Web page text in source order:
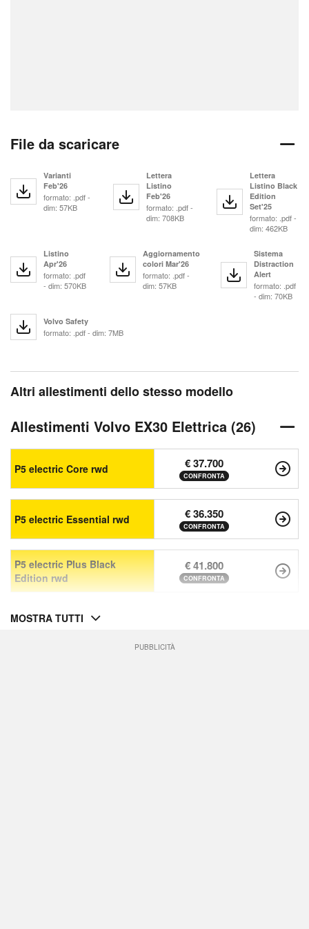
File da scaricare
Varianti
Feb'26
formato: .pdf -
dim: 57KB
Lettera
Listino
Feb'26
formato: .pdf -
dim: 708KB
Lettera
Listino Black
Edition
Set'25
formato: .pdf -
dim: 462KB
Listino
Apr'26
formato: .pdf
- dim: 570KB
Aggiornamento
colori Mar'26
formato: .pdf -
dim: 57KB
Sistema
Distraction
Alert
formato: .pdf
- dim: 70KB
Volvo Safety
formato: .pdf - dim: 7MB
Altri allestimenti dello stesso modello
Allestimenti Volvo EX30 Elettrica (26)
P5 electric Core rwd € 37.700
CONFRONTA
P5 electric Essential rwd € 36.350
CONFRONTA
P5 electric Plus Black
Edition rwd
€ 41.800
CONFRONTA
MOSTRA TUTTI
PUBBLICITÀ